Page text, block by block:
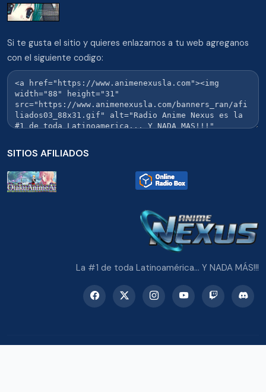
Si te gusta el sitio y quieres enlazarnos a tu web agreganos
con el siguiente codigo:
SITIOS AFILIADOS
La #1 de toda Latinoamérica... Y NADA MÁS!!!